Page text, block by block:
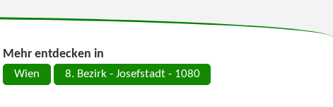
Mehr entdecken in
Wien 8. Bezirk - Josefstadt - 1080